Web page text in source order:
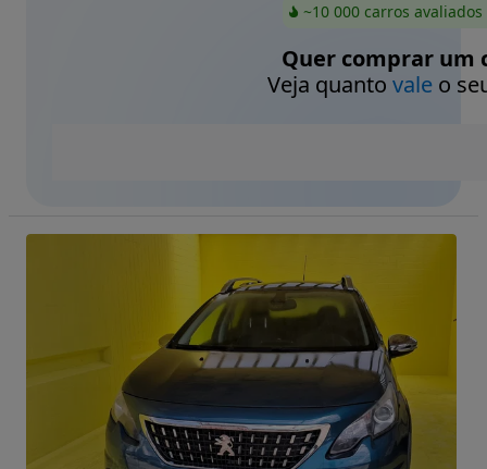
~10 000 carros
Quer comprar um
Veja quanto valeo